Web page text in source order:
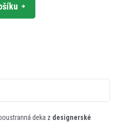
deka z designerské